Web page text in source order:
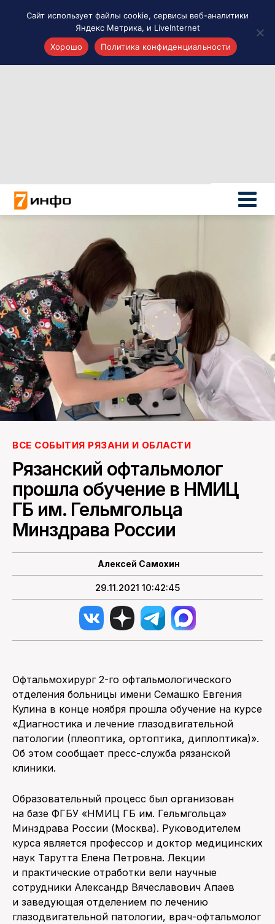
Новости России
Политика
Новости мира
Все материалы 7инфо
ПОИСК ПО САЙТУ
ВСЕ СОБЫТИЯ РЯЗАНИ И ОБЛАСТИ
Рязанский офтальмолог
прошла обучение в НМИЦ
ГБ им. Гельмгольца
Минздрава России
Алексей Самохин
29.11.2021 10:42:45
Офтальмохирург 2-го офтальмологического
отделения больницы имени Семашко Евгения
Кулина в конце ноября прошла обучение на курсе
«Диагностика и лечение глазодвигательной
патологии (плеоптика, ортоптика, диплоптика)».
Об этом сообщает пресс-служба рязанской
клиники.
Образовательный процесс был организован
на базе ФГБУ «НМИЦ ГБ им. Гельмгольца»
Минздрава России (Москва). Руководителем
курса является профессор и доктор медицинских
наук Тарутта Елена Петровна. Лекции
и практические отработки вели научные
сотрудники Александр Вячеславович Апаев
и заведующая отделением по лечению
глазодвигательной патологии, врач-офтальмолог
Сайт использует файлы cookie, сервисы веб-аналитики
Яндекс Метрика, и LiveInternet
Хорошо
Политика конфиденциальности